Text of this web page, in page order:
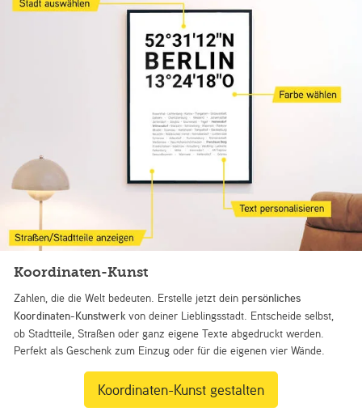
Koordinaten-Kunst
Zahlen, die die Welt bedeuten. Erstelle jetzt dein persönliches
Koordinaten-Kunstwerk von deiner Lieblingsstadt. Entscheide selbst,
ob Stadtteile, Straßen oder ganz eigene Texte abgedruckt werden.
Perfekt als Geschenk zum Einzug oder für die eigenen vier Wände.
Koordinaten-Kunst gestalten